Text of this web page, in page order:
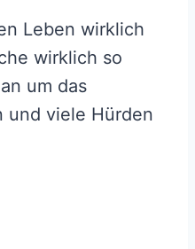
Leben wirklich
wirklich so
um das
und viele Hürden